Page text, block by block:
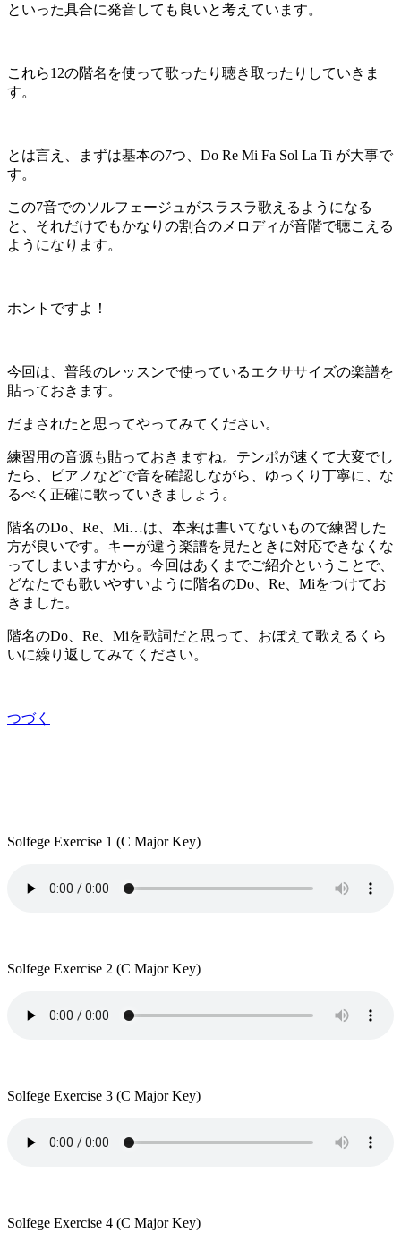
といった具合に発音しても良いと考えています。
これら12の階名を使って歌ったり聴き取ったりしていきま
す。
とは言え、まずは基本の7つ、 Do Re Mi Fa Sol La Ti が大事で
す。
この7音でのソルフェージュがスラスラ歌えるようになる
と、それだけでもかなりの割合のメロディが音階で聴こえる
ようになります。
ホントですよ！
今回は、普段のレッスンで使っているエクササイズの楽譜を
貼っておきます。
だまされたと思ってやってみてください。
練習用の音源も貼っておきますね。テンポが速くて大変でし
たら、ピアノなどで音を確認しながら、ゆっくり丁寧に、な
るべく正確に歌っていきましょう。
階名のDo、Re、Mi…は、本来は書いてないもので練習した
方が良いです。キーが違う楽譜を見たときに対応できなくな
ってしまいますから。今回はあくまでご紹介ということで、
どなたでも歌いやすいように階名のDo、Re、Miをつけてお
きました。
階名のDo、Re、Miを歌詞だと思って、おぼえて歌えるくら
いに繰り返してみてください。
つづく
Solfege Exercise 1 (C Major Key)
Solfege Exercise 2 (C Major Key)
Solfege Exercise 3 (C Major Key)
Solfege Exercise 4 (C Major Key)